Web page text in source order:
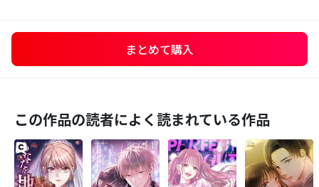
まとめて購入
この作品の読者によく読まれている作品